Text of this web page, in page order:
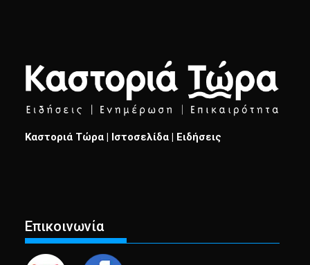
Καστοριά Τώρα | Ιστοσελίδα | Ειδήσεις
Επικοινωνία